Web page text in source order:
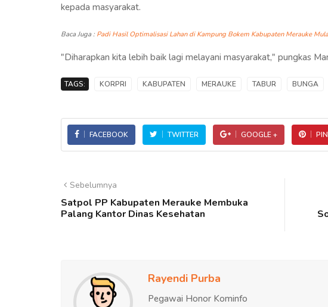
kepada masyarakat.
Baca Juga : Padi Hasil Optimalisasi Lahan di Kampung Bokem Kabupaten Merauke
"Diharapkan kita lebih baik lagi melayani masyarakat," pungkas
TAGS: KORPRI KABUPATEN MERAUKE TABUR BUNGA
FACEBOOK TWITTER GOOGLE +
Sebelumnya
Satpol PP Kabupaten Merauke Membuka
Palang Kantor Dinas Kesehatan
Rayendi Purba
Pegawai Honor Kominfo